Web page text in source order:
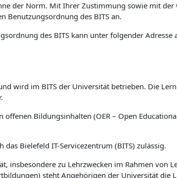
der Norm. Mit Ihrer Zustimmung sowie mit
Benutzungsordnung des BITS an.
des BITS kann unter folgender Adresse
wird im BITS der Universität betrieben. Die
Bildungsinhalten (OER – Open
Bielefeld IT-Servicezentrum (BITS) zulässig.
insbesondere zu Lehrzwecken im Rahmen
steht Angehörigen der Universität die